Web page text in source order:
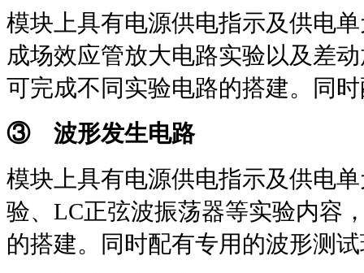
模块上具有电源供电指示及供电
成场效应管放大电路实验以及差
可完成不同实验电路的搭建。同
③ 波形发生电路
模块上具有电源供电指示及供电
验、 LC正弦波振荡器等实验内容
的搭建。同时配有专用的波形测